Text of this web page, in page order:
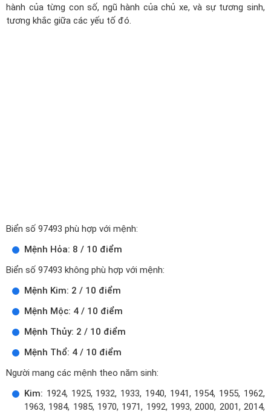
hành của từng con số, ngũ hành của chủ xe, và sự tương sinh,
tương khắc giữa các yếu tố đó.
Biển số 97493 phù hợp với mệnh:
Mệnh Hỏa: 8 / 10 điểm
Biển số 97493 không phù hợp với mệnh:
Mệnh Kim: 2 / 10 điểm
Mệnh Mộc: 4 / 10 điểm
Mệnh Thủy: 2 / 10 điểm
Mệnh Thổ: 4 / 10 điểm
Người mang các mệnh theo năm sinh:
Kim: 1924, 1925, 1932, 1933, 1940, 1941, 1954, 1955, 1962,
1963, 1984, 1985, 1970, 1971, 1992, 1993, 2000, 2001, 2014,